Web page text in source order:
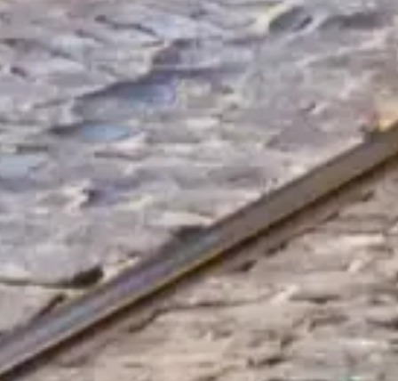
Evite filas com seus ingressos
Explore nossas melhores opções de ingresso, pensadas para
melhorar sua visita com acesso prioritário e orientação especializada.
Reservar ingressos